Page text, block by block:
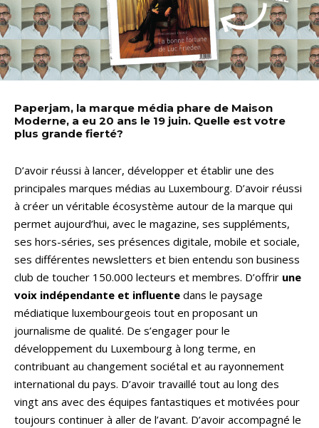
Paperjam, la marque média phare de Maison
Moderne, a eu 20 ans le 19 juin. Quelle est votre
plus grande fierté?
D’avoir réussi à lancer, développer et établir une des
principales marques médias au Luxembourg. D’avoir réussi
à créer un véritable écosystème autour de la marque qui
permet aujourd’hui, avec le magazine, ses suppléments,
ses hors-séries, ses présences digitale, mobile et sociale,
ses différentes newsletters et bien entendu son business
club de toucher 150.000 lecteurs et membres. D’offrir une
voix indépendante et influente dans le paysage
médiatique luxembourgeois tout en proposant un
journalisme de qualité. De s’engager pour le
développement du Luxembourg à long terme, en
contribuant au changement sociétal et au rayonnement
international du pays. D’avoir travaillé tout au long des
vingt ans avec des équipes fantastiques et motivées pour
toujours continuer à aller de l’avant. D’avoir accompagné le